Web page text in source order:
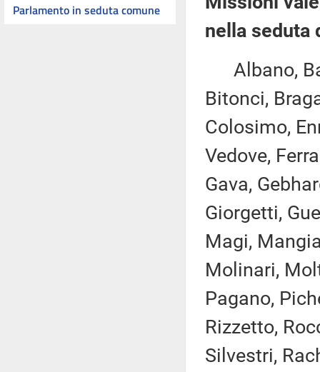
Parlamento in seduta comune
nella seduta
Albano,
Bitonci,
Colosimo,
Vedove,
Gava,
Giorgetti,
Magi,
Molinari,
Pagano,
Rizzetto,
Silvestri,